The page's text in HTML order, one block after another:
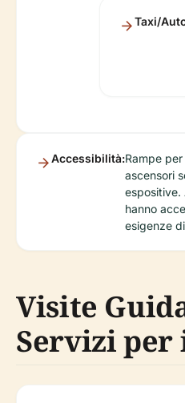
Taxi/
Accessibilità:Rampe
ascensori
espositive.
hanno
esigenze
Visite
Servizi